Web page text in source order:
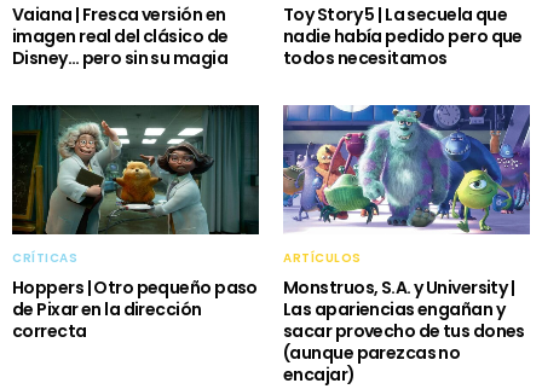
Vaiana | Fresca versión en
imagen real del clásico de
Disney… pero sin su magia
Toy Story 5 | La secuela que
nadie había pedido pero que
todos necesitamos
CRÍTICAS
Hoppers | Otro pequeño paso
de Pixar en la dirección
correcta
ARTÍCULOS
Monstruos, S.A. y University |
Las apariencias engañan y
sacar provecho de tus dones
(aunque parezcas no
encajar)